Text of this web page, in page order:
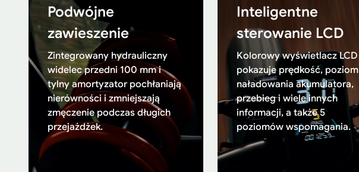
Podwójne
zawieszenie
Zintegrowany hydrauliczny
widelec przedni 100 mm i
tylny amortyzator pochłaniają
nierówności i zmniejszają
zmęczenie podczas długich
przejażdżek.
Inteligentne
sterowanie LCD
Kolorowy wyświetlacz LCD
pokazuje prędkość, poziom
naładowania akumulatora,
przebieg i wiele innych
informacji, a także 5
poziomów wspomagania.